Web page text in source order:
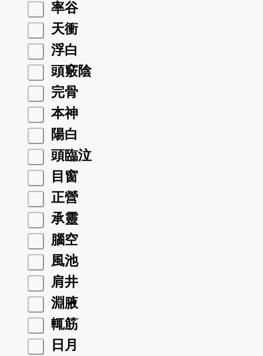
率谷
天衝
浮白
頭竅陰
完骨
本神
陽白
頭臨泣
目窗
正營
承靈
腦空
風池
肩井
淵腋
輒筋
日月